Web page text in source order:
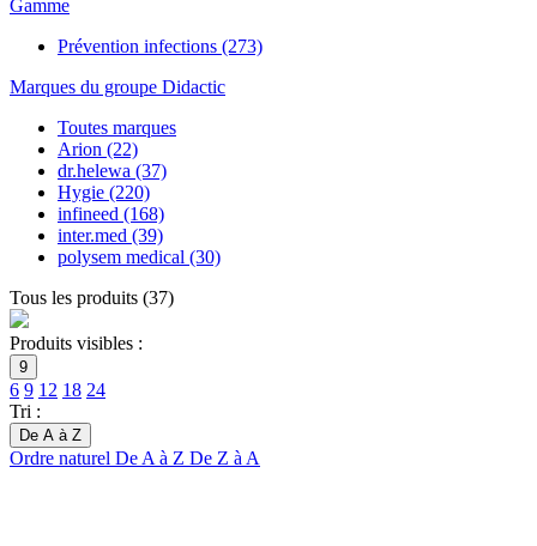
Gamme
Prévention infections (273)
Marques du groupe Didactic
Toutes marques
Arion (22)
dr.helewa (37)
Hygie (220)
infineed (168)
inter.med (39)
polysem medical (30)
Tous les produits (37)
Produits visibles :
9
6 9 12 18 24
Tri :
De A à Z
Ordre naturel De A à Z De Z à A